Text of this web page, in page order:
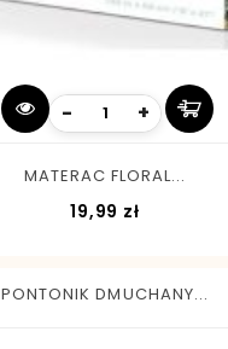
- +
MATERAC FLORAL...
19,99 zł
PONTONIK DMUCHANY...